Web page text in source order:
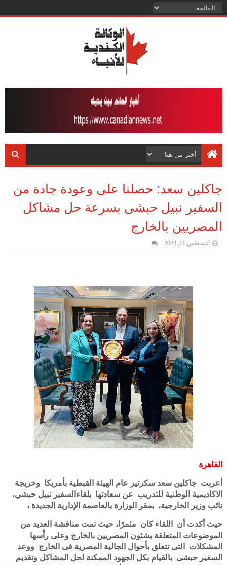
جاكلين سعد: حصلنا على وعودة جادة من
السفير نبيل حبشى بسرعة حل مشاكل
المصريين بالخارج
أغسطس 11, 2024
القاهرة
أعربت جاكلين سعد سكرتير عام الهيئة القبطية بأمريكا وخريجة
الاكاديمية الوطنية للتدريب عن سعادتها بلقاءالسفير نبيل حبشي،
نائب وزير الخارجية، بمقر الوزارة بالعاصمة الإدارية الجديدة ،
حيث أكدت أن اللقاء كان مثمرًا، حيث تمت مناقشة العديد من
الموضوعات المتعلقة بشئون المصريين بالخارج وعلى رأسها
المشكلات التى تتعلق بأحوال الجالية المصرية فى الخارج ووعد
السفير حبشى بالقيام بكل الجهود الممكنة لحل المشاكل وتقديم